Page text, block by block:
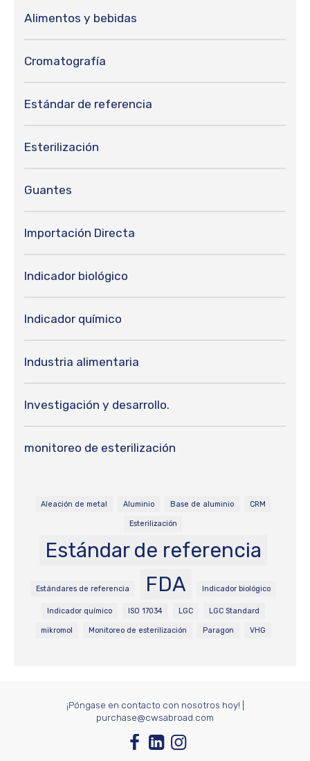
Alimentos y bebidas
Cromatografía
Estándar de referencia
Esterilización
Guantes
Importación Directa
Indicador biológico
Indicador químico
Industria alimentaria
Investigación y desarrollo.
monitoreo de esterilización
Aleación de metal Aluminio Base de aluminio CRM
Esterilización
Estándar de referencia
Estándares de referencia FDA Indicador biológico
Indicador químico ISO 17034 LGC LGC Standard
mikromol Monitoreo de esterilización Paragon VHG
¡Póngase en contacto con nosotros hoy!
purchase@cwsabroad.com